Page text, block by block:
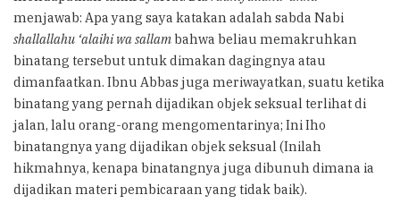
menjawab: Apa yang saya katakan adalah sabda Nabi
shallallahu ‘alaihi wa sallambahwa beliau memakruhkan
binatang tersebut untuk dimakan dagingnya atau
dimanfaatkan. Ibnu Abbas juga meriwayatkan, suatu ketika
binatang yang pernah dijadikan objek seksual terlihat di
jalan, lalu orang-orang mengomentarinya; Ini Iho
binatangnya yang dijadikan objek seksual (Inilah
hikmahnya, kenapa binatangnya juga dibunuh dimana ia
dijadikan materi pembicaraan yang tidak baik).